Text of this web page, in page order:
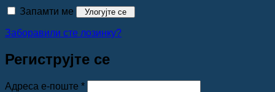
Запамти ме Улогујте се
Заборавили сте лозинку?
Региструјте се
Адреса е-поште *Обавезно